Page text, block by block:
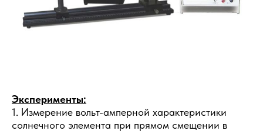
Эксперименты:
1. Измерение вольт-амперной характеристики
солнечного элемента при прямом смещении в